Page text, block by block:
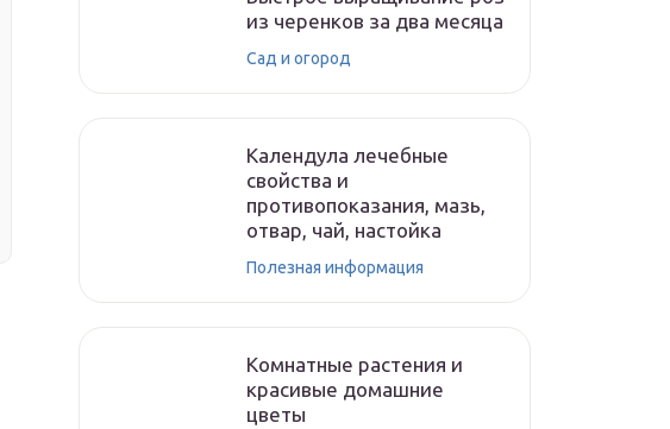
из черенков за два месяца
Сад и огород
Календула лечебные
свойства и
противопоказания, мазь,
отвар, чай, настойка
Полезная информация
Комнатные растения и
красивые домашние
цветы